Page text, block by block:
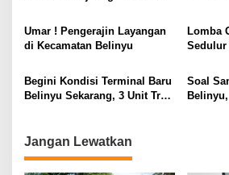
s
BBM Jadi Picu Antrean
Panjang
Sampai
Lho !
Umar ! Pengerajin Layangan
di Kecamatan Belinyu
Lomba
Sedulur
​Begini Kondisi Terminal Baru
Belinyu Sekarang, 3 Unit Truk
Soal
Jangan Lewatkan